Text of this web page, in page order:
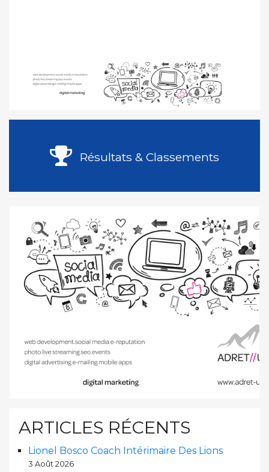
Résultats & Classements
ARTICLES RÉCENTS
Lionel Bosco Coach Intérimaire Des Lions
3 Août 2026